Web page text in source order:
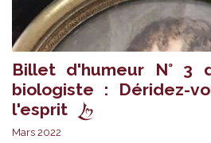
Billet d'humeur N° 3
biologiste : Déridez-
l'esprit
Mars 2022